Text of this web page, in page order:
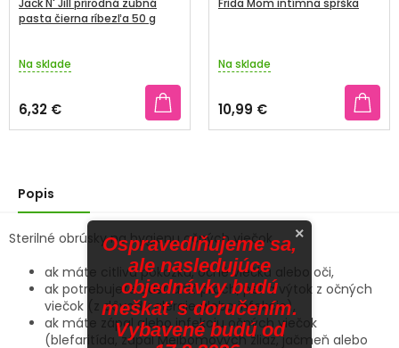
pasta čierna ríbezľa 50 g
Na sklade
6,32 €
Na sklade
10,99 €
Popis
Sterilné obrúsky na hygienu očných viečok.
ak máte citlivú pokožku, očné viečka alebo oči,
ak potrebujete odstrániť prach, peľ a výtok z očných
viečok (z dôvodu alergie alebo infekcie),
ak máte zápal alebo infekciu očných viečok
(blefaritída, zápal Meibomových žliaz, jačmeň alebo
×
Ospravedlňujeme sa,
ale nasledujúce
objednávky budú
meškať s doručením.
Vybavené budú od